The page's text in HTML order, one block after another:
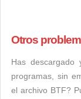
Otros
Has descargado
programas, sin
el archivo BTF?